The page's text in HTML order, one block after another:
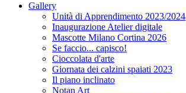
Gallery
Unità di Apprendimento 2023/2024
Inaugurazione Atelier digitale
Mascotte Milano Cortina 2026
Se faccio... capisco!
Cioccolata d'arte
Giornata dei calzini spaiati 2023
Il piano inclinato
Notan Art